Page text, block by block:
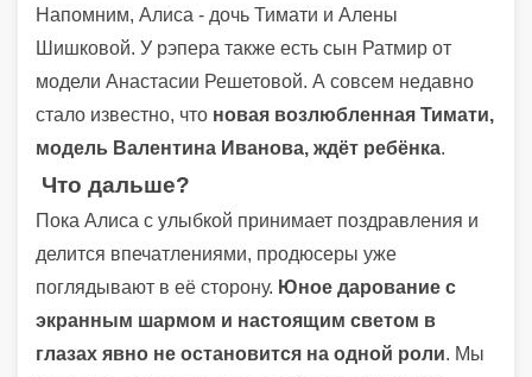
Напомним, Алиса - дочь Тимати и Алены
Шишковой. У рэпера также есть сын Ратмир от
модели Анастасии Решетовой. А совсем недавно
стало известно, что новая возлюбленная Тимати,
модель Валентина Иванова, ждёт ребёнка.
Что дальше?
Пока Алиса с улыбкой принимает поздравления и
делится впечатлениями, продюсеры уже
поглядывают в её сторону. Юное дарование с
экранным шармом и настоящим светом в
глазах явно не остановится на одной роли. Мы